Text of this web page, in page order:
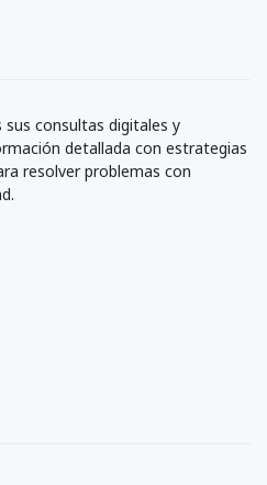
consultas digitales y
detallada con estrategias
resolver problemas con